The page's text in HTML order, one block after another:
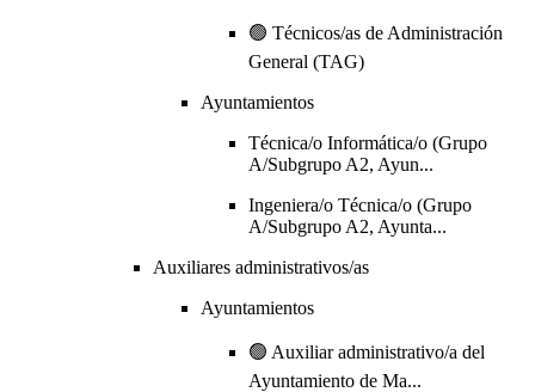
🟢 Técnicos/as de Administración
General (TAG)
Ayuntamientos
Técnica/o Informática/o (Grupo
A/Subgrupo A2, Ayun...
Ingeniera/o Técnica/o (Grupo
A/Subgrupo A2, Ayunta...
Auxiliares administrativos/as
Ayuntamientos
🟢 Auxiliar administrativo/a del
Ayuntamiento de Ma...